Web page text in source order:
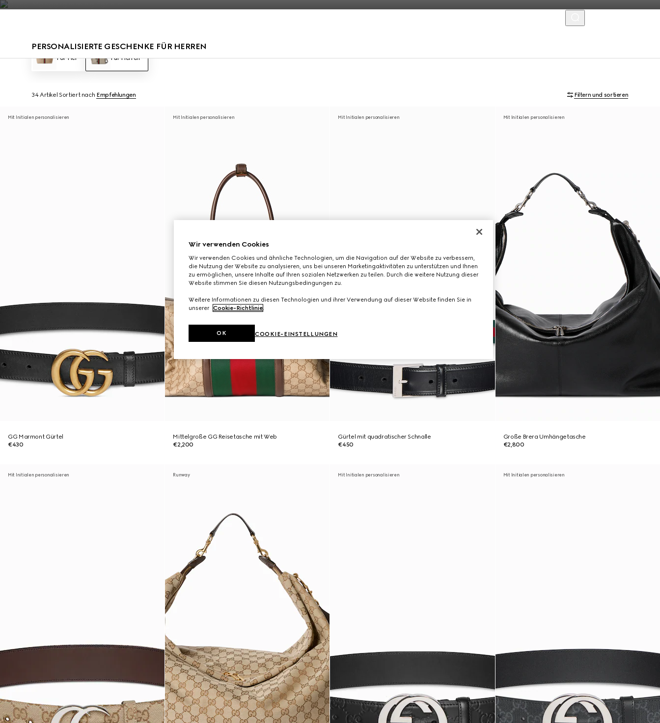
PERSONALISIERTE GESCHENKE FÜR HERREN
For Her Für Herren
34 Artikel Sortiert nach Empfehlungen Filtern und sortieren
Mit Initialen personalisieren
GG Marmont Gürtel
€430
Mit Initialen personalisieren
Mittelgroße GG Reisetasche mit Web
€2,200
Mit Initialen personalisieren
Gürtel mit quadratischer Schnalle
€450
Mit Initialen personalisieren
Große Brera Umhängetasche
€2,800
Mit Initialen personalisieren Runway Mit Initialen personalisieren Mit Initialen personalisieren
Wir verwenden Cookies
Wir verwenden Cookies und ähnliche Technologien, um die Navigation auf der Website zu verbessern,
die Nutzung der Website zu analysieren, uns bei unseren Marketingaktivitäten zu unterstützen und Ihnen
zu ermöglichen, unsere Inhalte auf Ihren sozialen Netzwerken zu teilen. Durch die weitere Nutzung dieser
Website stimmen Sie diesen Nutzungsbedingungen zu.
Weitere Informationen zu diesen Technologien und ihrer Verwendung auf dieser Website finden Sie in
unserer Cookie-Richtlinie.
COOKIE-EINSTELLUNGEN
OK